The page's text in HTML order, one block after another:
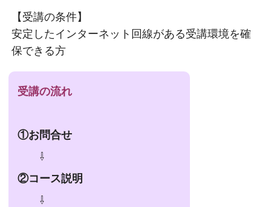
【受講の条件】
安定したインターネット回線がある受講環境を確
保できる方
受講の流れ
①お問合せ
⇩
②コース説明
⇩